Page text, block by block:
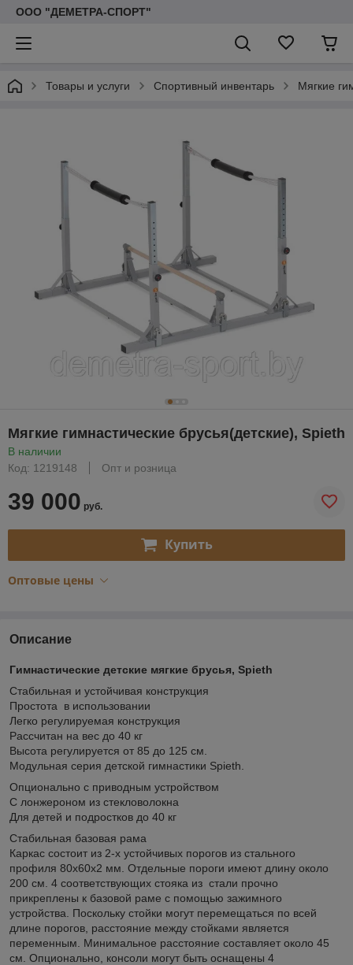
ООО "ДЕМЕТРА-СПОРТ"
Товары и услуги Спортивный инвентарь Мягкие
Мягкие гимнастические брусья(детские), Spieth
В наличии
Код: 1219148
Опт и розница
39 000 руб.
Купить
Оптовые цены
Описание
Гимнастические детские мягкие брусья, Spieth
Стабильная и устойчивая конструкция
Простота в использовании
Легко регулируемая конструкция
Рассчитан на вес до 40 кг
Высота регулируется от 85 до 125 см.
Модульная серия детской гимнастики Spieth.
Опционально с приводным устройством
С лонжероном из стекловолокна
Для детей и подростков до 40 кг
Стабильная базовая рама
Каркас состоит из 2-х устойчивых порогов из стального
профиля 80х60х2 мм. Отдельные пороги имеют длину около
200 см. 4 соответствующих стояка из ​​стали прочно
прикреплены к базовой раме с помощью зажимного
устройства. Поскольку стойки могут перемещаться по всей
длине порогов, расстояние между стойками является
переменным. Минимальное расстояние составляет около 45
см. Опционально, консоли могут быть оснащены 4